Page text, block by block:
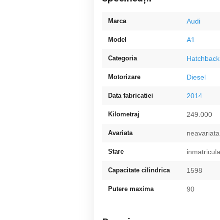
Marca Audi
Model A1
Categoria Hatchback
Motorizare Diesel
Data fabricatiei 2014
Kilometraj 249.000
Avariata neavariata
Stare
Capacitate cilindrica 1598
Putere maxima 90